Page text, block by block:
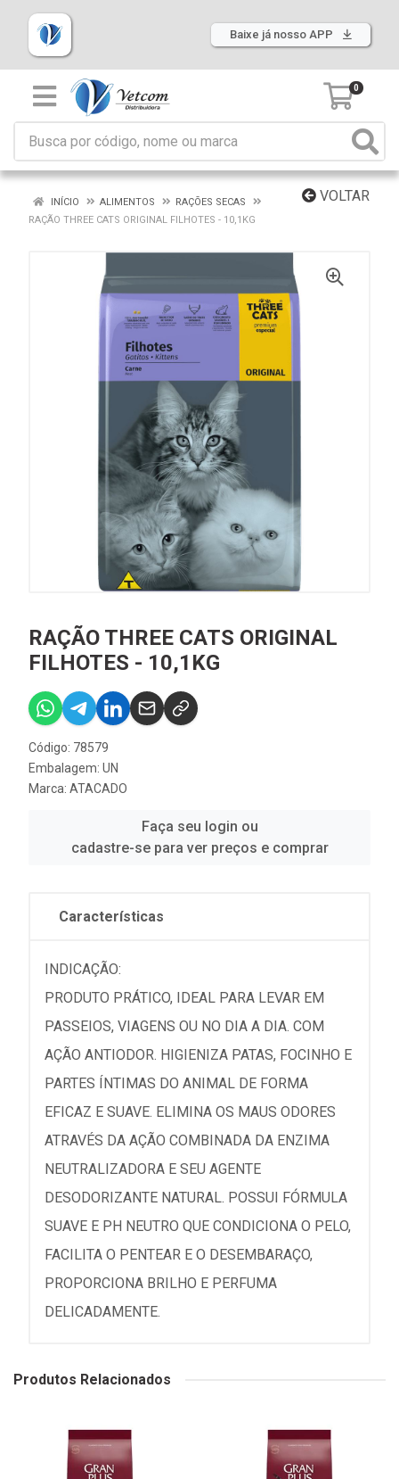
Baixe já nosso APP
0
VOLTAR
INÍCIO ALIMENTOS
RAÇÕES SECAS
RAÇÃO THREE CATS ORIGINAL FILHOTES - 10,1KG
RAÇÃO THREE CATS ORIGINAL
FILHOTES - 10,1KG
Código: 78579
Embalagem: UN
Marca: ATACADO
Faça seu login ou
cadastre-se para ver preços e comprar
Características
INDICAÇÃO:
PRODUTO PRÁTICO, IDEAL PARA LEVAR EM
PASSEIOS, VIAGENS OU NO DIA A DIA. COM
AÇÃO ANTIODOR. HIGIENIZA PATAS, FOCINHO E
PARTES ÍNTIMAS DO ANIMAL DE FORMA
EFICAZ E SUAVE. ELIMINA OS MAUS ODORES
ATRAVÉS DA AÇÃO COMBINADA DA ENZIMA
NEUTRALIZADORA E SEU AGENTE
DESODORIZANTE NATURAL. POSSUI FÓRMULA
SUAVE E PH NEUTRO QUE CONDICIONA O PELO,
FACILITA O PENTEAR E O DESEMBARAÇO,
PROPORCIONA BRILHO E PERFUMA
DELICADAMENTE.
Produtos Relacionados